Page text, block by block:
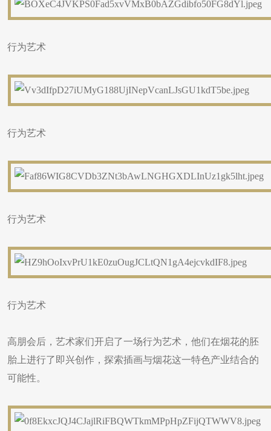
行为艺术
行为艺术
行为艺术
行为艺术
高朋会后，艺术家们开启了一场行为艺术，他们在烟花的胚
胎上进行了即兴创作，探索插画与烟花这一特色产业结合的
可能性。